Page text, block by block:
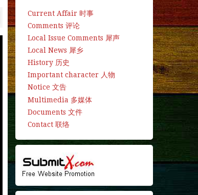
Current Affair 时事
Comments 评论
Local Issue Comments 犀声
Local News 犀乡
History 历史
Important character 人物
Notice 文告
Multimedia 多媒体
Documents 文件
Contact 联络